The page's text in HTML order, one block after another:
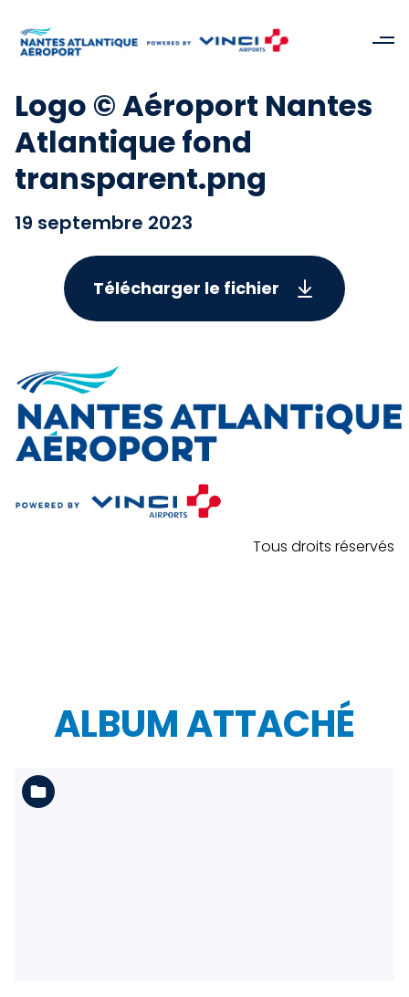
Logo © Aéroport Nantes
Atlantique fond
transparent.png
19 septembre 2023
Télécharger le fichier
Tous droits réservés
ALBUM ATTACHÉ